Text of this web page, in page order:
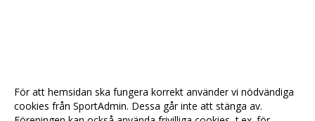
För att hemsidan ska fungera korrekt använder vi nödvändiga
cookies från SportAdmin. Dessa går inte att stänga av.